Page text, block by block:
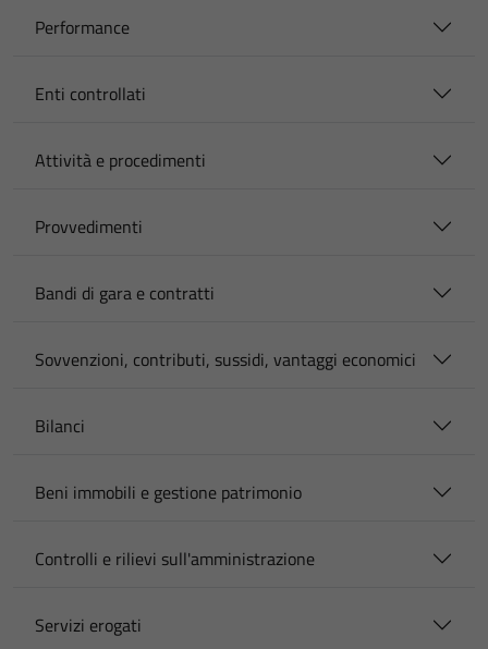
Performance
Enti controllati
Attività e procedimenti
Provvedimenti
Bandi di gara e contratti
Sovvenzioni, contributi, sussidi, vantaggi economici
Bilanci
Beni immobili e gestione patrimonio
Controlli e rilievi sull'amministrazione
Servizi erogati